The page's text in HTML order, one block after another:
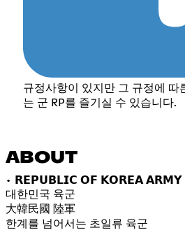
규정사항이 있지만 그 규정에 따
는 군 RP를 즐기실 수 있습니다.
ABOUT
• 𝗥𝗘𝗣𝗨𝗕𝗟𝗜𝗖 𝗢𝗙 𝗞𝗢𝗥𝗘𝗔 𝗔𝗥𝗠𝗬
대한민국 육군
大韓民國 陸軍
한계를 넘어서는 초일류 육군